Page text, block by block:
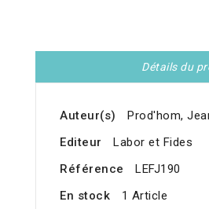
Détails du
Auteur(s)
Prod'hom,
Editeur
Labor et Fides
Référence
LEFJ190
En stock
1 Article